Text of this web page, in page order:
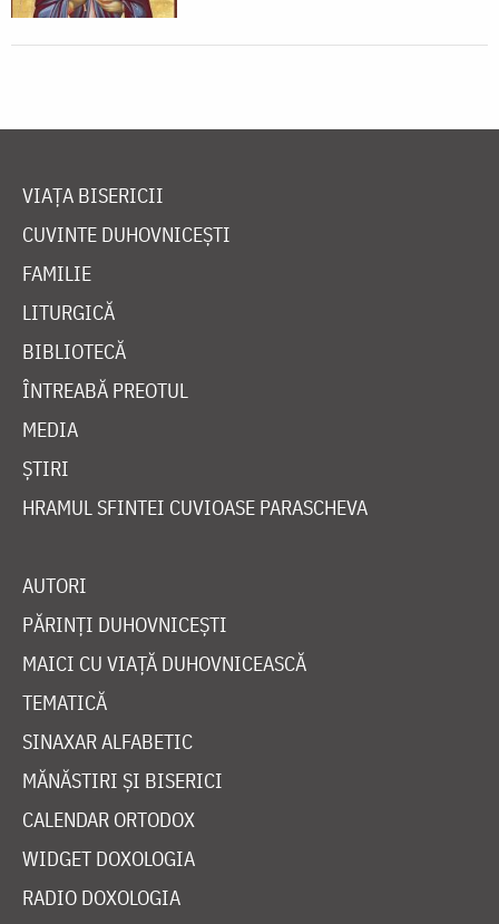
VIAȚA BISERICII
CUVINTE DUHOVNICEȘTI
FAMILIE
LITURGICĂ
BIBLIOTECĂ
ÎNTREABĂ PREOTUL
MEDIA
ȘTIRI
HRAMUL SFINTEI CUVIOASE PARASCHEVA
AUTORI
PĂRINȚI DUHOVNICEȘTI
MAICI CU VIAȚĂ DUHOVNICEASCĂ
TEMATICĂ
SINAXAR ALFABETIC
MĂNĂSTIRI ȘI BISERICI
CALENDAR ORTODOX
WIDGET DOXOLOGIA
RADIO DOXOLOGIA